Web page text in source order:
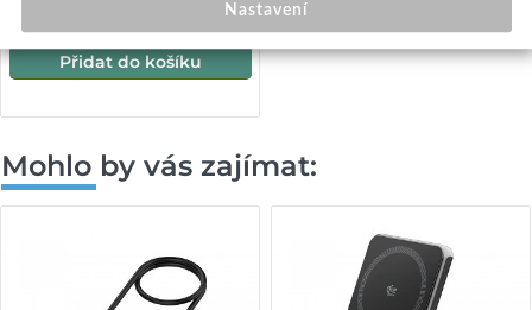
Přidat do košíku
Mohlo by vás zajímat:
Nastavení